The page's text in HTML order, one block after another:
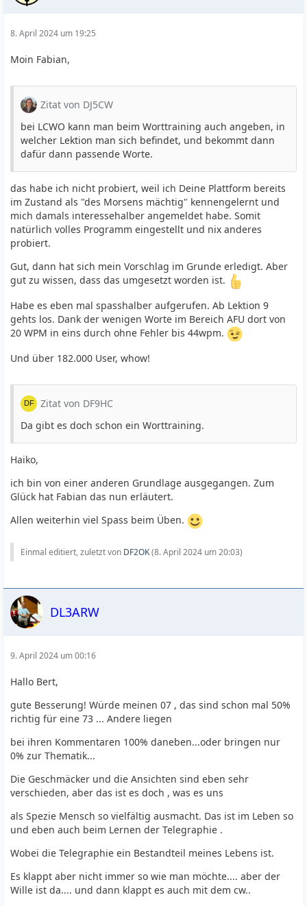
|        1 |     39 |
+----------+--------+
31 rows in set (0.028 sec)
8. April 2024 um 19:25
Moin Fabian,
Zitat von DJ5CW
bei LCWO kann man beim Worttraining auch angeben, in
welcher Lektion man sich befindet, und bekommt dann
dafür dann passende Worte.
das habe ich nicht probiert, weil ich Deine Plattform bereits
im Zustand als "des Morsens mächtig" kennengelernt und
mich damals interessehalber angemeldet habe. Somit
natürlich volles Programm eingestellt und nix anderes
probiert.
Gut, dann hat sich mein Vorschlag im Grunde erledigt. Aber
gut zu wissen, dass das umgesetzt worden ist.
Habe es eben mal spasshalber aufgerufen. Ab Lektion 9
gehts los. Dank der wenigen Worte im Bereich AFU dort von
20 WPM in eins durch ohne Fehler bis 44wpm.
Und über 182.000 User, whow!
Zitat von DF9HC
Da gibt es doch schon ein Worttraining.
Haiko,
ich bin von einer anderen Grundlage ausgegangen. Zum
Glück hat Fabian das nun erläutert.
Allen weiterhin viel Spass beim Üben.
Einmal editiert, zuletzt von DF2OK(8. April 2024 um 20:03)
DL3ARW
9. April 2024 um 00:16
Hallo Bert,
gute Besserung! Würde meinen 07 , das sind schon mal 50%
richtig für eine 73 ... Andere liegen
bei ihren Kommentaren 100% daneben...oder bringen nur
0% zur Thematik...
Die Geschmäcker und die Ansichten sind eben sehr
verschieden, aber das ist es doch , was es uns
als Spezie Mensch so vielfältig ausmacht. Das ist im Leben so
und eben auch beim Lernen der Telegraphie .
Wobei die Telegraphie ein Bestandteil meines Lebens ist.
Es klappt aber nicht immer so wie man möchte.... aber der
Wille ist da.... und dann klappt es auch mit dem cw..